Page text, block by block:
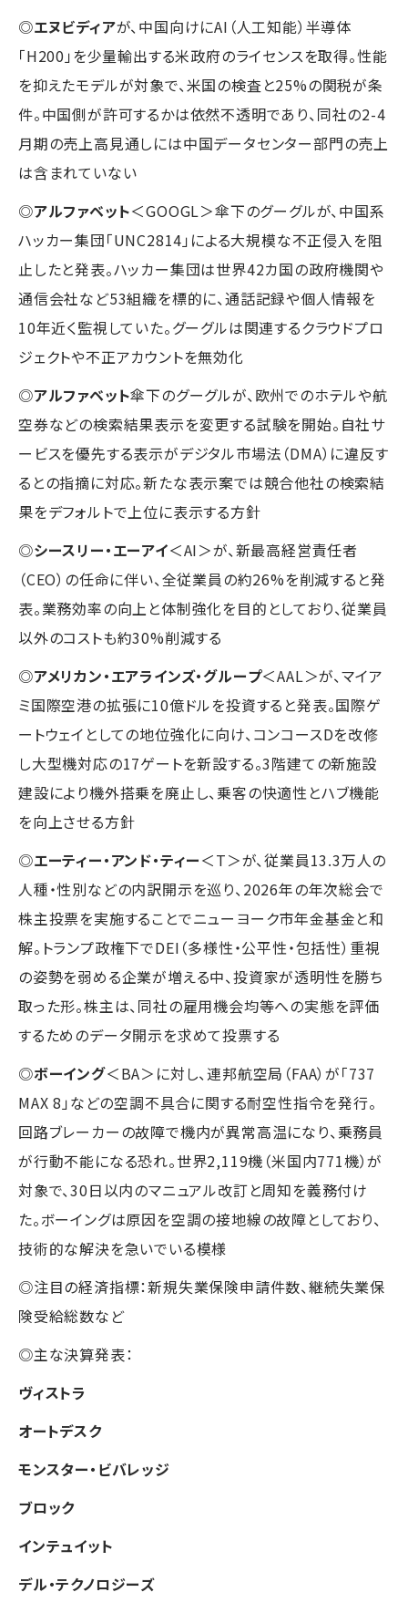
◎エヌビディアが、中国向けにAI（人工知能）半導体
「H200」を少量輸出する米政府のライセンスを取得。性能
を抑えたモデルが対象で、米国の検査と25%の関税が条
件。中国側が許可するかは依然不透明であり、同社の2-4
月期の売上高見通しには中国データセンター部門の売上
は含まれていない
◎アルファベット＜GOOGL＞傘下のグーグルが、中国系
ハッカー集団「UNC2814」による大規模な不正侵入を阻
止したと発表。ハッカー集団は世界42カ国の政府機関や
通信会社など53組織を標的に、通話記録や個人情報を
10年近く監視していた。グーグルは関連するクラウドプロ
ジェクトや不正アカウントを無効化
◎アルファベット傘下のグーグルが、欧州でのホテルや航
空券などの検索結果表示を変更する試験を開始。自社サ
ービスを優先する表示がデジタル市場法（DMA）に違反す
るとの指摘に対応。新たな表示案では競合他社の検索結
果をデフォルトで上位に表示する方針
◎シースリー・エーアイ＜AI＞が、新最高経営責任者
（CEO）の任命に伴い、全従業員の約26%を削減すると発
表。業務効率の向上と体制強化を目的としており、従業員
以外のコストも約30%削減する
◎アメリカン・エアラインズ・グループ＜AAL＞が、マイア
ミ国際空港の拡張に10億ドルを投資すると発表。国際ゲ
ートウェイとしての地位強化に向け、コンコースDを改修
し大型機対応の17ゲートを新設する。3階建ての新施設
建設により機外搭乗を廃止し、乗客の快適性とハブ機能
を向上させる方針
◎エーティー・アンド・ティー＜T＞が、従業員13.3万人の
人種・性別などの内訳開示を巡り、2026年の年次総会で
株主投票を実施することでニューヨーク市年金基金と和
解。トランプ政権下でDEI（多様性・公平性・包括性）重視
の姿勢を弱める企業が増える中、投資家が透明性を勝ち
取った形。株主は、同社の雇用機会均等への実態を評価
するためのデータ開示を求めて投票する
◎ボーイング＜BA＞に対し、連邦航空局（FAA）が「737
MAX 8」などの空調不具合に関する耐空性指令を発行。
回路ブレーカーの故障で機内が異常高温になり、乗務員
が行動不能になる恐れ。世界2,119機（米国内771機）が
対象で、30日以内のマニュアル改訂と周知を義務付け
た。ボーイングは原因を空調の接地線の故障としており、
技術的な解決を急いでいる模様
◎注目の経済指標：新規失業保険申請件数、継続失業保
険受給総数など
◎主な決算発表：
ヴィストラ
オートデスク
モンスター・ビバレッジ
ブロック
インテュイット
デル・テクノロジーズ